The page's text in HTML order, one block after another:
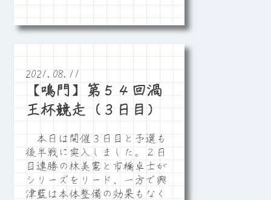
2021.08.11
【鳴門】第５４回渦
王杯競走（３日目）
本日は開催３日目と予選も
後半戦に突入しました。２日
目連勝の林美憲と市橋卓士が
シリーズをリード、一方で興
津藍は本体整備の効果もなく